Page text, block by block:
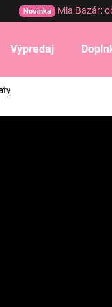
Novinka Mia Bazár:
Výpredaj
Čo